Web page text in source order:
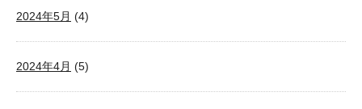
2024年5月 (4)
2024年4月 (5)